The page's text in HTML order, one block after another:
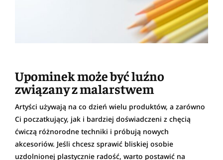
Upominek może być luźno
związany z malarstwem
Artyści używają na co dzień wielu produktów, a zarówno
Ci poczatkujący, jak i bardziej doświadczeni z chęcią
ćwiczą różnorodne techniki i próbują nowych
akcesoriów. Jeśli chcesz sprawić bliskiej osobie
uzdolnionej plastycznie radość, warto postawić na